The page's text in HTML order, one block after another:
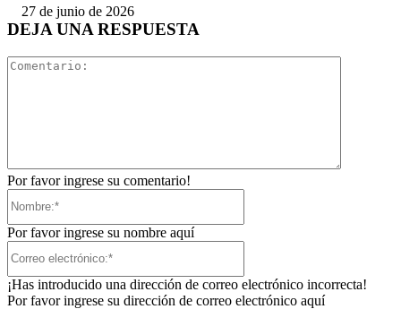
27 de junio de 2026
DEJA UNA RESPUESTA
Por favor ingrese su comentario!
Por favor ingrese su nombre aquí
¡Has introducido una dirección de correo electrónico incorrecta!
Por favor ingrese su dirección de correo electrónico aquí